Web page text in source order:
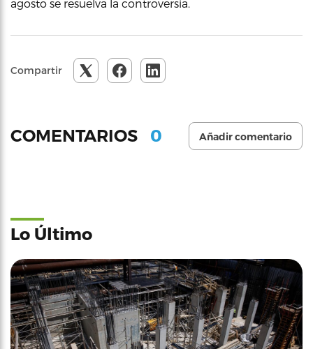
agosto se resuelva la controversia.
Compartir
COMENTARIOS 0 Añadir comentario
Lo Último